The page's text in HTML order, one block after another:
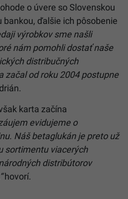
o úvere so Slovenskou
bankou, ďalšie ich pôsobenie
výrobkov sme našli
nám pomohli dostať naše
distribučných
začal od roku 2004 postupne
karta začína
evidujeme o
Náš betaglukán je preto už
sortimentu viacerých
distribútorov
hovorí.